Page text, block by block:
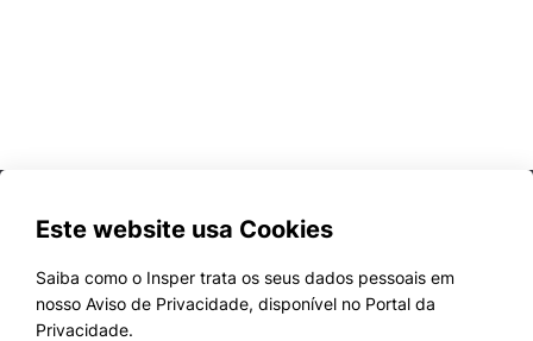
Este website usa Cookies
Saiba como o Insper trata os seus dados pessoais em
nosso Aviso de Privacidade, disponível no Portal da
Privacidade.
Cursos